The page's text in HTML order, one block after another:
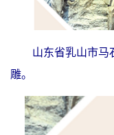
山东省乳山市马
雕。